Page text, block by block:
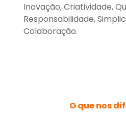
Inovação, Criatividade,
Responsabilidade,
Colaboração.
O que nos